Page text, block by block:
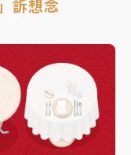
訴想念